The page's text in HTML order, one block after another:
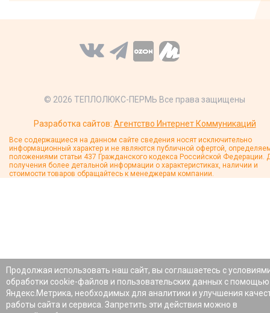
© 2026 ТЕПЛОЛЮКС-ПЕРМЬ Все права защищены
Разработка сайтов: Агентство Интернет Коммуникаций
Все содержащиеся на данном сайте сведения носят исключительно
информационный характер и не являются публичной офертой,
положениями статьи 437 Гражданского кодекса Российской Федерации.
получения более детальной информации о характеристиках, наличии и
стоимости товаров обращайтесь к менеджерам компании.
Продолжая использовать наш сайт, вы соглашаетесь с
обработки cookie-файлов и пользовательских данных с помощью
Яндекс.Метрика, необходимых для аналитики и улучшения
работы сайта и сервиса. Запретить эти действия можно в